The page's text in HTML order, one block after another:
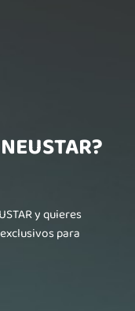
y quieres
para